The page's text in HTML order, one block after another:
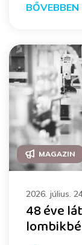
BŐVEBBEN
MAGAZIN
2026. július.
48 éve